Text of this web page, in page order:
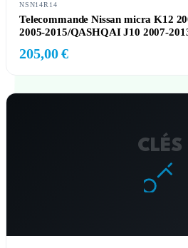
NSN14R14
Telecommande Nissan micra K12
2005-2015/QASHQAI J10 2007-
205,00 €
CLÉS